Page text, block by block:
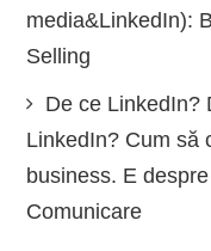
media&LinkedIn):
Selling
De ce LinkedIn?
LinkedIn? Cum să
business. E
Comunicare